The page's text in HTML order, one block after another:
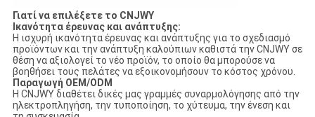
Γιατί να επιλέξετε το CNJWY
Ικανότητα έρευνας και ανάπτυξης:
Η ισχυρή ικανότητα έρευνας και ανάπτυξης για το σχεδιασμό
προϊόντων και την ανάπτυξη καλούπιων καθιστά την CNJWY σε
θέση να αξιολογεί το νέο προϊόν, το οποίο θα μπορούσε να
βοηθήσει τους πελάτες να εξοικονομήσουν το κόστος χρόνου.
Παραγωγή OEM/ODM
Η CNJWY διαθέτει δικές μας γραμμές συναρμολόγησης από την
ηλεκτροπληγήση, την τυποποίηση, το χύτευμα, την ένεση και